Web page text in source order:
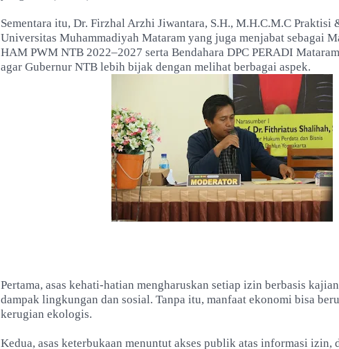
Sementara itu, Dr. Firzhal Arzhi Jiwantara, S.H., M.H.C.M.C Praktisi
Universitas Muhammadiyah Mataram yang juga menjabat sebagai
HAM PWM NTB 2022–2027 serta Bendahara DPC PERADI
agar Gubernur NTB lebih bijak dengan melihat berbagai aspek.
Pertama, asas kehati-hatian mengharuskan setiap izin berbasis
dampak lingkungan dan sosial. Tanpa itu, manfaat ekonomi bisa
kerugian ekologis.
Kedua, asas keterbukaan menuntut akses publik atas informasi izin,